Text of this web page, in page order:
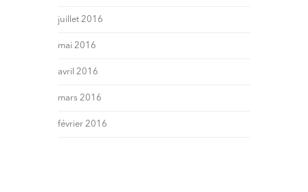
juillet 2016
mai 2016
avril 2016
mars 2016
février 2016